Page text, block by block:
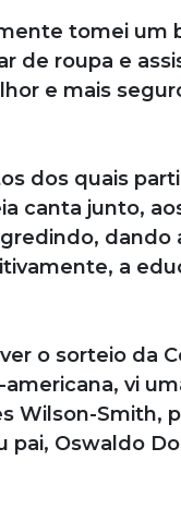
tomei um
de roupa e
e mais
dos quais
canta junto,
dando
a
o sorteio da
vi
Wilson-Smith,
Oswaldo